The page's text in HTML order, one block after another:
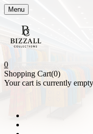
Menu
0
Shopping Cart(0)
Your cart is currently